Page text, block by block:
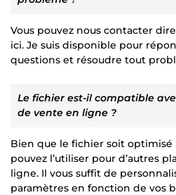
Vous pouvez nous contacter
ici. Je suis disponible pour
questions et résoudre tout
Le fichier est-il compatible
de vente en ligne ?
Bien que le fichier soit optimisé
pouvez l’utiliser pour d’autres
ligne. Il vous suffit de
paramètres en fonction de vos